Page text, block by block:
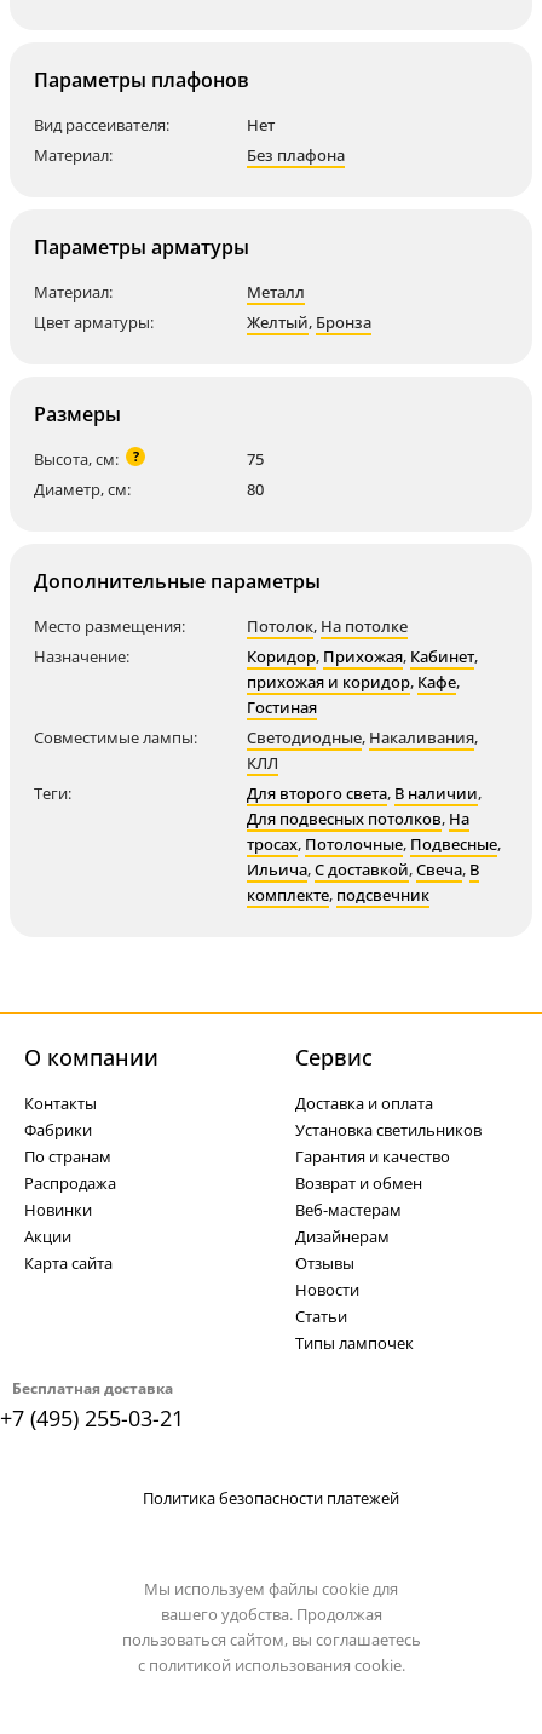
Параметры плафонов
Вид рассеивателя:
Нет
Материал:
Без плафона
Параметры арматуры
Материал:
Металл
Цвет арматуры:
Желтый, Бронза
Размеры
Высота, см: ?
75
Диаметр, см:
80
Дополнительные параметры
Место размещения: Потолок, На потолке
Назначение:
Коридор, Прихожая, Кабинет,
прихожая и коридор, Кафе,
Гостиная
Совместимые лампы:
Светодиодные, Накаливания,
КЛЛ
Теги:
Для второго света, В наличии,
Для подвесных потолков, На
тросах, Потолочные, Подвесные,
Ильича,С доставкой,Свеча, В
комплекте, подсвечник
Бесплатная доставка
+7 (495) 255-03-21
О компании
Контакты
Фабрики
По странам
Распродажа
Новинки
Акции
Карта сайта
Cервис
Доставка и оплата
Установка светильников
Гарантия и качество
Возврат и обмен
Веб-мастерам
Дизайнерам
Отзывы
Новости
Статьи
Типы лампочек
Политика безопасности платежей
Мы используем файлы cookie для
вашего удобства. Продолжая
пользоваться сайтом, вы соглашаетесь
с политикой использования cookie.